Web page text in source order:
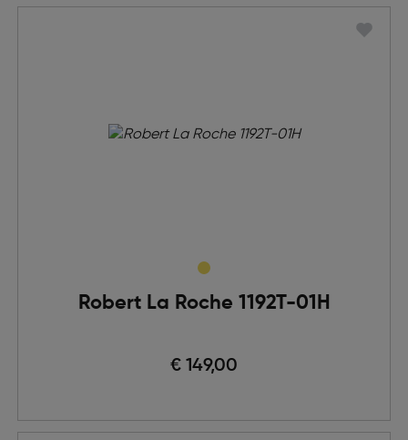
Robert La Roche 1192T-01H
€ 149,00